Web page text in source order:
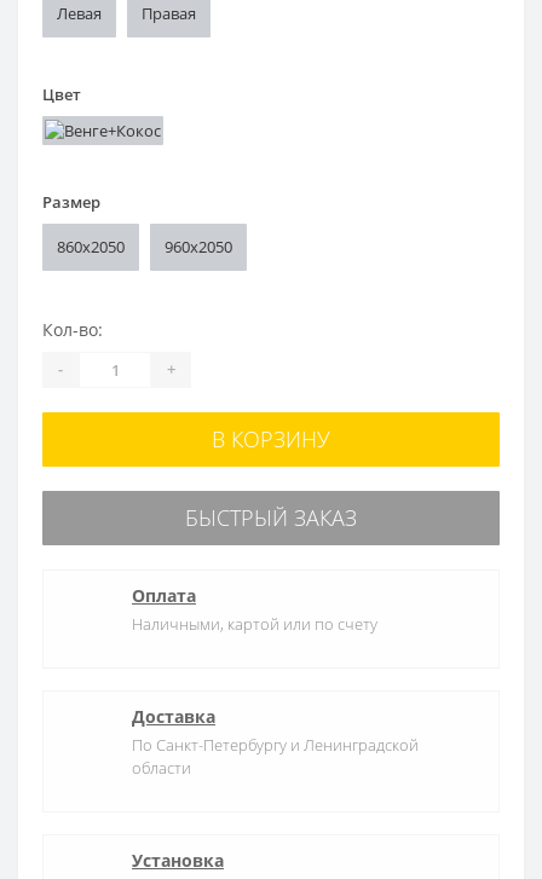
Левая Правая
Цвет
Размер
860x2050 960x2050
Кол-во:
- +
В КОРЗИНУ
БЫСТРЫЙ ЗАКАЗ
Оплата
Наличными, картой или по счету
Доставка
По Санкт-Петербургу и Ленинградской
области
Установка